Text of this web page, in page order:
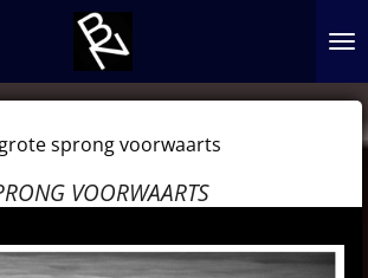
sprong voorwaarts
VOORWAARTS